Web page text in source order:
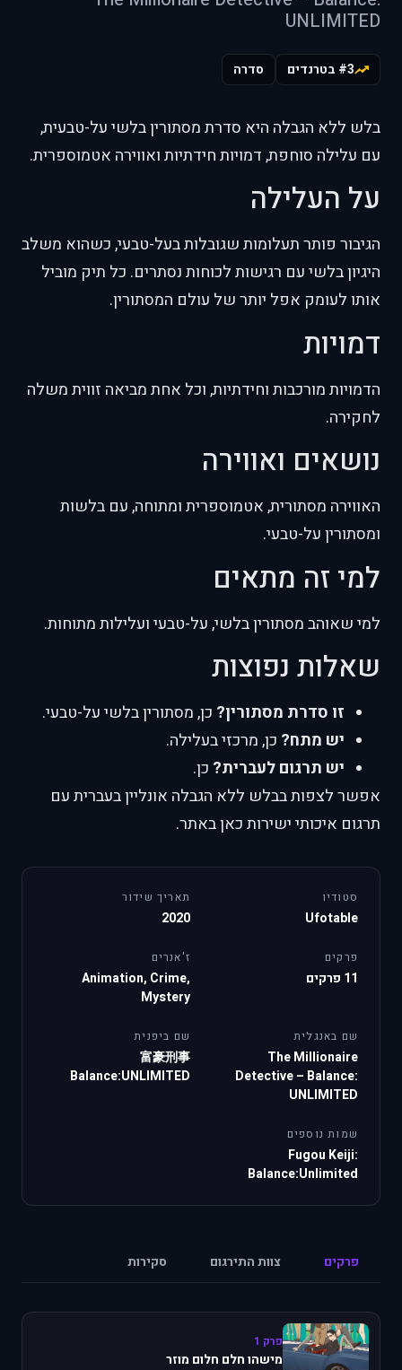
UNLIMITED
#3 בטרנדים סדרה
בלש ללא הגבלה היא סדרת מסתורין בלשי על-טבעית,
עם עלילה סוחפת, דמויות חידתיות ואווירה אטמוספרית.
על העלילה
הגיבור פותר תעלומות שגובלות בעל-טבעי, כשהוא משלב
היגיון בלשי עם רגישות לכוחות נסתרים. כל תיק מוביל
אותו לעומק אפל יותר של עולם המסתורין.
דמויות
הדמויות מורכבות וחידתיות, וכל אחת מביאה זווית משלה
לחקירה.
נושאים ואווירה
האווירה מסתורית, אטמוספרית ומתוחה, עם בלשות
ומסתורין על-טבעי.
למי זה מתאים
למי שאוהב מסתורין בלשי, על-טבעי ועלילות מתוחות.
שאלות נפוצות
זו סדרת מסתורין? כן, מסתורין בלשי על-טבעי.
יש מתח? כן, מרכזי בעלילה.
יש תרגום לעברית? כן.
אפשר לצפות בבלש ללא הגבלה אונליין בעברית עם
תרגום איכותי ישירות כאן באתר.
סטודיו
Ufotable
תאריך שידור
2020
פרקים
11 פרקים
ז'אנרים
Animation, Crime,
Mystery
שם באנגלית
The Millionaire
Detective – Balance:
UNLIMITED
שם ביפנית
富豪刑事
Balance:UNLIMITED
שמות נוספים
Fugou Keiji:
Balance:Unlimited
פרקים צוות התירגום סקירות
פרק 1
מישהו חלם חלום מוזר